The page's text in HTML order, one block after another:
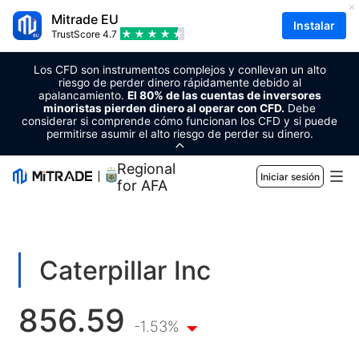
Mitrade EU
TrustScore 4.7
Instalar
Los CFD son instrumentos complejos y conllevan un alto
riesgo de perder dinero rápidamente debido al
apalancamiento. El 80% de las cuentas de inversores
minoristas pierden dinero al operar con CFD. Debe
considerar si comprende cómo funcionan los CFD y si puede
permitirse asumir el alto riesgo de perder su dinero.
Regional Sponsor
for AFA
Iniciar sesión
Forex
Materias primas
CRIPTOMONEDAS
Comercio
Plataforma de trading
Gestión de riesgo
Herramientas de mercado
Calendario económico
Educación
Caterpillar Inc
856.59 -1.53%